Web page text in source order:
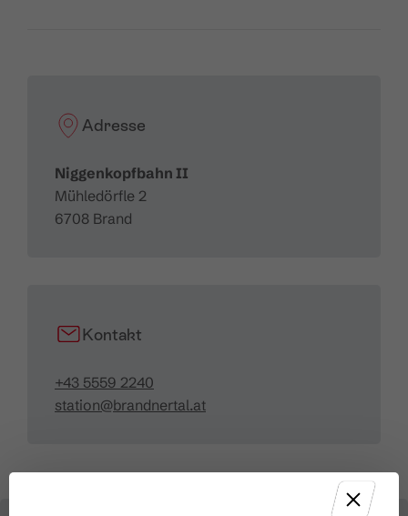
Adresse
Niggenkopfbahn II
Mühledörfle 2
6708 Brand
Kontakt
+43 5559 2240
station@brandnertal.at